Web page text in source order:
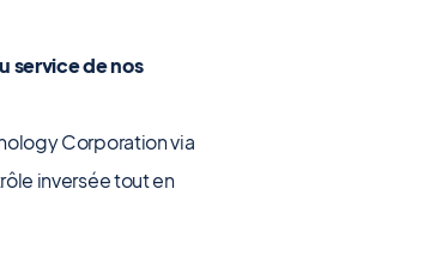
service de nos
Corporation via
inversée tout en